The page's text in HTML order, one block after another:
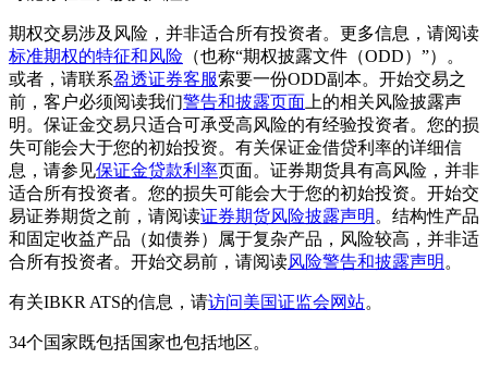
期权交易涉及风险，并非适合所有投资者。更多信息，请阅读
标准期权的特征和风险 （也称“期权披露文件（ODD）”）。
或者，请联系盈透证券客服索要一份ODD副本。开始交易之
前，客户必须阅读我们警告和披露页面 上的相关风险披露声
明。保证金交易只适合可承受高风险的有经验投资者。您的损
失可能会大于您的初始投资。有关保证金借贷利率的详细信
息，请参见保证金贷款利率页面。证券期货具有高风险，并非
适合所有投资者。您的损失可能会大于您的初始投资。开始交
易证券期货之前，请阅读证券期货风险披露声明 。结构性产品
和固定收益产品（如债券）属于复杂产品，风险较高，并非适
合所有投资者。开始交易前，请阅读风险警告和披露声明 。
有关IBKR ATS的信息，请访问美国证监会网站。
34个国家既包括国家也包括地区。